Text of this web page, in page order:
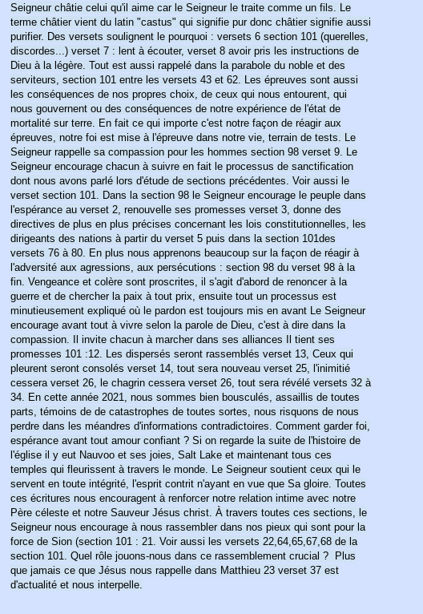
Seigneur châtie celui qu'il aime car le Seigneur le traite comme un fils. Le
terme châtier vient du latin "castus" qui signifie pur donc châtier signifie aussi
purifier. Des versets soulignent le pourquoi : versets 6 section 101 (querelles,
discordes...) verset 7 : lent à écouter, verset 8 avoir pris les instructions de
Dieu à la légère. Tout est aussi rappelé dans la parabole du noble et des
serviteurs, section 101 entre les versets 43 et 62. Les épreuves sont aussi
les conséquences de nos propres choix, de ceux qui nous entourent, qui
nous gouvernent ou des conséquences de notre expérience de l'état de
mortalité sur terre. En fait ce qui importe c'est notre façon de réagir aux
épreuves, notre foi est mise à l'épreuve dans notre vie, terrain de tests. Le
Seigneur rappelle sa compassion pour les hommes section 98 verset 9. Le
Seigneur encourage chacun à suivre en fait le processus de sanctification
dont nous avons parlé lors d'étude de sections précédentes. Voir aussi le
verset section 101. Dans la section 98 le Seigneur encourage le peuple dans
l'espérance au verset 2, renouvelle ses promesses verset 3, donne des
directives de plus en plus précises concernant les lois constitutionnelles, les
dirigeants des nations à partir du verset 5 puis dans la section 101des
versets 76 à 80. En plus nous apprenons beaucoup sur la façon de réagir à
l'adversité aux agressions, aux persécutions : section 98 du verset 98 à la
fin. Vengeance et colère sont proscrites, il s'agit d'abord de renoncer à la
guerre et de chercher la paix à tout prix, ensuite tout un processus est
minutieusement expliqué où le pardon est toujours mis en avant Le Seigneur
encourage avant tout à vivre selon la parole de Dieu, c'est à dire dans la
compassion. Il invite chacun à marcher dans ses alliances Il tient ses
promesses 101 :12. Les dispersés seront rassemblés verset 13, Ceux qui
pleurent seront consolés verset 14, tout sera nouveau verset 25, l'inimitié
cessera verset 26, le chagrin cessera verset 26, tout sera révélé versets 32 à
34. En cette année 2021, nous sommes bien bousculés, assaillis de toutes
parts, témoins de de catastrophes de toutes sortes, nous risquons de nous
perdre dans les méandres d'informations contradictoires. Comment garder foi,
espérance avant tout amour confiant ? Si on regarde la suite de l'histoire de
l'église il y eut Nauvoo et ses joies, Salt Lake et maintenant tous ces
temples qui fleurissent à travers le monde. Le Seigneur soutient ceux qui le
servent en toute intégrité, l'esprit contrit n'ayant en vue que Sa gloire. Toutes
ces écritures nous encouragent à renforcer notre relation intime avec notre
Père céleste et notre Sauveur Jésus christ. À travers toutes ces sections, le
Seigneur nous encourage à nous rassembler dans nos pieux qui sont pour la
force de Sion (section 101 : 21. Voir aussi les versets 22,64,65,67,68 de la
section 101. Quel rôle jouons-nous dans ce rassemblement crucial ? Plus
que jamais ce que Jésus nous rappelle dans Matthieu 23 verset 37 est
d'actualité et nous interpelle.